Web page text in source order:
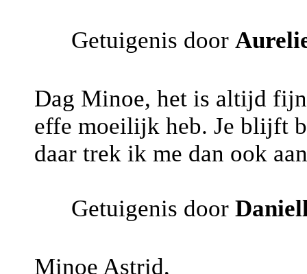
Getuigenis door
Dag Minoe, het is altijd
effe moeilijk heb. Je blijft
daar trek ik me dan ook
Getuigenis door
Minoe Astrid,